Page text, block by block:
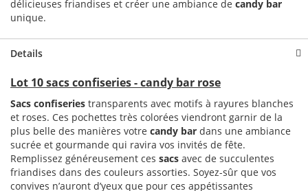
délicieuses friandises et créer une ambiance de candy bar
unique.
Details
Lot 10 sacs confiseries - candy bar rose
Sacs confiseries transparents avec motifs à rayures blanches
et roses. Ces pochettes très colorées viendront garnir de la
plus belle des manières votre candy bar dans une ambiance
sucrée et gourmande qui ravira vos invités de fête.
Remplissez généreusement ces sacs avec de succulentes
friandises dans des couleurs assorties. Soyez-sûr que vos
convives n’auront d’yeux que pour ces appétissantes